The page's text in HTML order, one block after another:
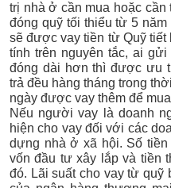
trị nhà ở cần mua hoặc
đóng quỹ tối thiểu từ 5
sẽ được vay tiền từ Quỹ
tính trên nguyên tắc, ai
đóng dài hơn thì được ưu
trả đều hàng tháng trong
ngày được vay thêm để
Nếu người vay là doanh
hiện cho vay đối với các
dựng nhà ở xã hội. Số
vốn đầu tư xây lắp và tiền
đó. Lãi suất cho vay từ quỹ